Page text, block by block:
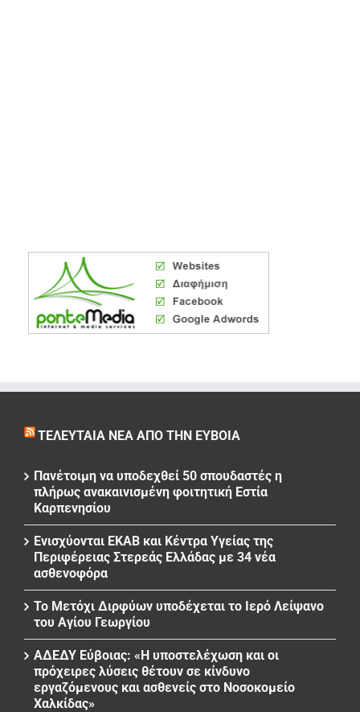
ΤΕΛΕΥΤΑΊΑ ΝΈΑ ΑΠΌ ΤΗΝ ΕΎΒΟΙΑ
Πανέτοιμη να υποδεχθεί 50 σπουδαστές η
πλήρως ανακαινισμένη φοιτητική Εστία
Καρπενησίου
Ενισχύονται ΕΚΑΒ και Κέντρα Υγείας της
Περιφέρειας Στερεάς Ελλάδας με 34 νέα
ασθενοφόρα
Το Μετόχι Διρφύων υποδέχεται το Ιερό Λείψανο
του Αγίου Γεωργίου
ΑΔΕΔΥ Εύβοιας: «Η υποστελέχωση και οι
πρόχειρες λύσεις θέτουν σε κίνδυνο
εργαζόμενους και ασθενείς στο Νοσοκομείο
Χαλκίδας»